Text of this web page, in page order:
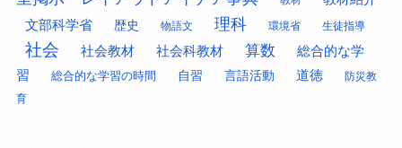
文部科学省 歴史 物語文 理科 環境省 生徒指導
社会 社会教材 社会科教材 算数
総合的な学
習
総合的な学習の時間 自習 言語活動 道徳 防災教
育